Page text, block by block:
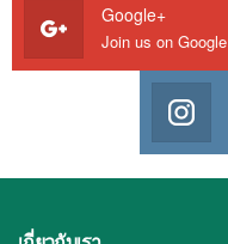
Google+
Join us on Google